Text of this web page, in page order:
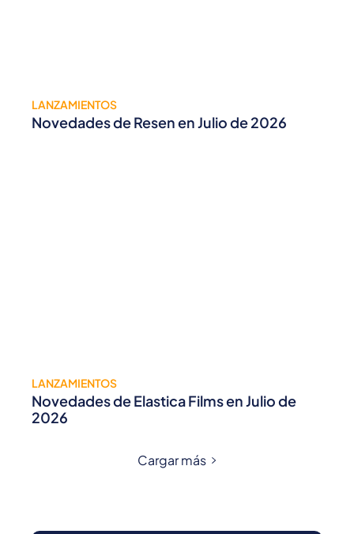
LANZAMIENTOS
Novedades de Resen en Julio de 2026
LANZAMIENTOS
Novedades de Elastica Films en Julio de
2026
Cargar más